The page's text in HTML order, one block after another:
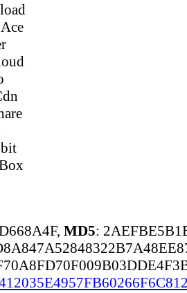
MD5: